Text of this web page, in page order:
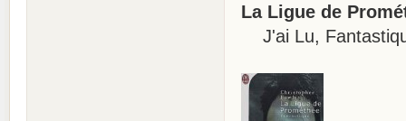
La Ligue de
J'ai Lu,